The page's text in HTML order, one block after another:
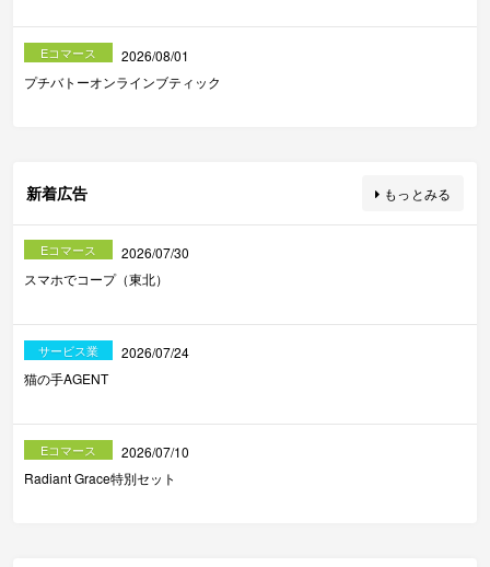
Eコマース
2026/08/01
プチバトーオンラインブティック
新着広告 もっとみる
Eコマース
2026/07/30
スマホでコープ（東北）
サービス業
2026/07/24
猫の手AGENT
Eコマース
2026/07/10
Radiant Grace特別セット